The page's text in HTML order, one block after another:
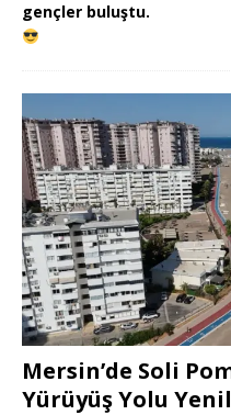
gençler buluştu.
Mersin’de Soli
Yürüyüş Yolu